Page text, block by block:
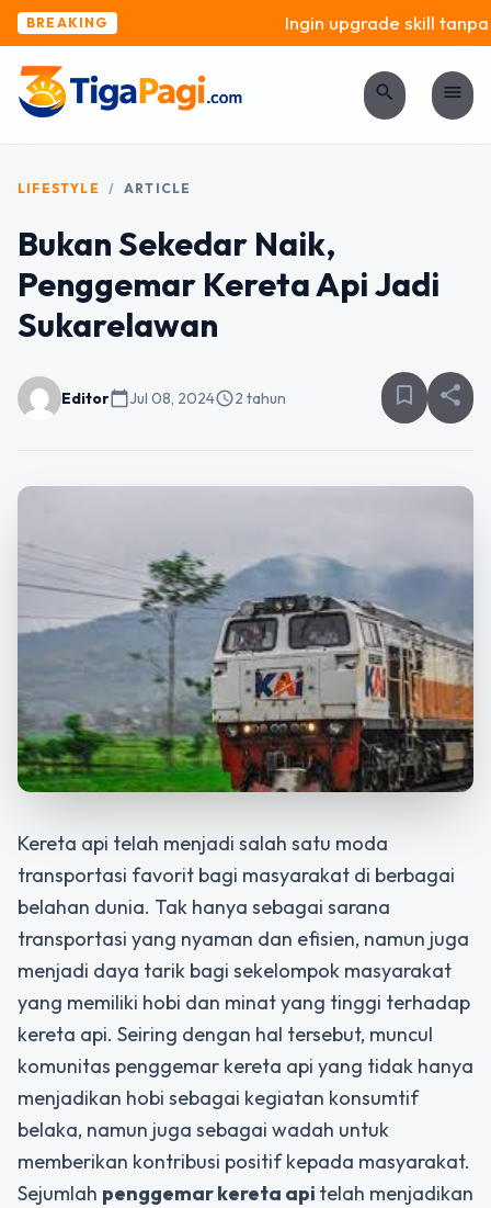
BREAKING Ingin upgrade skill tanpa
search menu
LIFESTYLE / ARTICLE
Bukan Sekedar Naik,
Penggemar Kereta Api Jadi
Sukarelawan
Editorcalendar_todayJul 08, 2024schedule2 tahun bookmark_border share
Kereta api telah menjadi salah satu moda
transportasi favorit bagi masyarakat di berbagai
belahan dunia. Tak hanya sebagai sarana
transportasi yang nyaman dan efisien, namun juga
menjadi daya tarik bagi sekelompok masyarakat
yang memiliki hobi dan minat yang tinggi terhadap
kereta api. Seiring dengan hal tersebut, muncul
komunitas penggemar kereta api yang tidak hanya
menjadikan hobi sebagai kegiatan konsumtif
belaka, namun juga sebagai wadah untuk
memberikan kontribusi positif kepada masyarakat.
Sejumlah penggemar kereta api telah menjadikan